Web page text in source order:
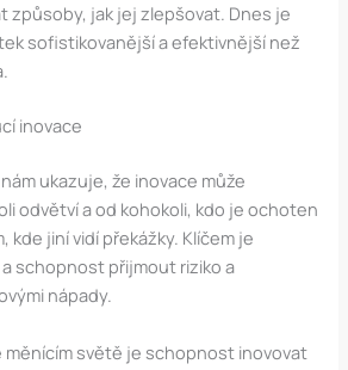
způsoby, jak jej zlepšovat. Dnes je
sofistikovanější a efektivnější než
inovace
ukazuje, že inovace může
odvětví a od kohokoli, kdo je ochoten
jiní vidí překážky. Klíčem je
a schopnost přijmout riziko a
nápady.
měnícím světě je schopnost inovovat